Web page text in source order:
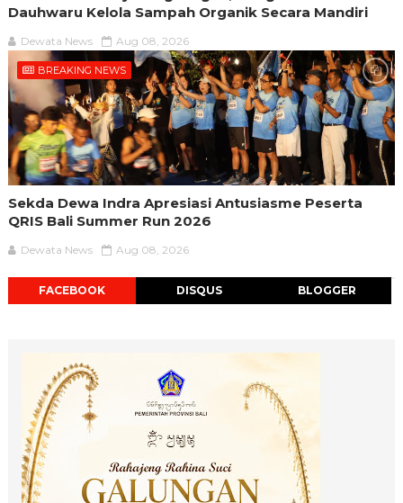
Dauhwaru Kelola Sampah Organik Secara Mandiri
Dewata News Aug 08, 2026
BREAKING NEWS
Sekda Dewa Indra Apresiasi Antusiasme Peserta
QRIS Bali Summer Run 2026
Dewata News Aug 08, 2026
FACEBOOK DISQUS BLOGGER